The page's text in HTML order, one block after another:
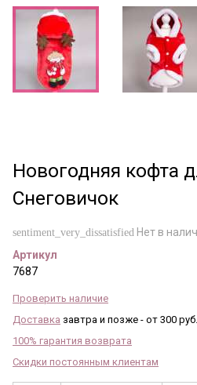
Новогодняя кофта
Снеговичок
sentiment_very_dissatisfied Нет в
Артикул
7687
Проверить наличие
Доставка завтра и позже - от 300 руб.
100% гарантия возврата
Скидки постоянным клиентам